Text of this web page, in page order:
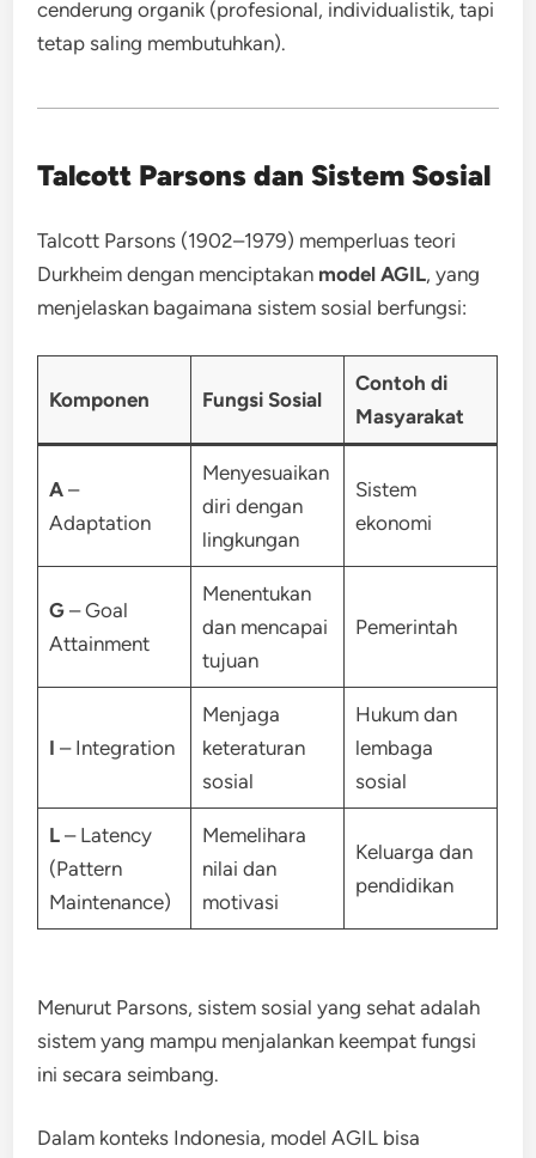
cenderung organik (profesional, individualistik, tapi
tetap saling membutuhkan).
Talcott Parsons dan Sistem Sosial
Talcott Parsons (1902–1979) memperluas teori
Durkheim dengan menciptakan model AGIL, yang
menjelaskan bagaimana sistem sosial berfungsi:
Komponen Fungsi Sosial
Contoh di
Masyarakat
A–
Adaptation
Menyesuaikan
diri dengan
lingkungan
Sistem
ekonomi
G– Goal
Attainment
Menentukan
dan mencapai
tujuan
Pemerintah
I – Integration
Menjaga
keteraturan
sosial
Hukum dan
lembaga
sosial
L– Latency
(Pattern
Maintenance)
Memelihara
nilai dan
motivasi
Keluarga dan
pendidikan
Menurut Parsons, sistem sosial yang sehat adalah
sistem yang mampu menjalankan keempat fungsi
ini secara seimbang.
Dalam konteks Indonesia, model AGIL bisa